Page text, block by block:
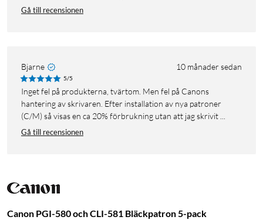
Gå till recensionen
Bjarne 10 månader sedan
5/5
Inget fel på produkterna, tvärtom. Men fel på Canons
hantering av skrivaren. Efter installation av nya patroner
(C/M) så visas en ca 20% förbrukning utan att jag skrivit ...
Gå till recensionen
Canon PGI-580 och CLI-581 Bläckpatron 5-pack